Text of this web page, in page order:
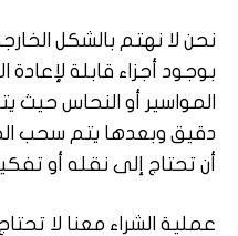
نحن لا نهتم بالشكل
بوجود أجزاء قابلة لإعادة
المواسير أو النحاس حيث
دقيق وبعدها يتم سحب
أن تحتاج إلى نقله أو
عملية الشراء معنا لا